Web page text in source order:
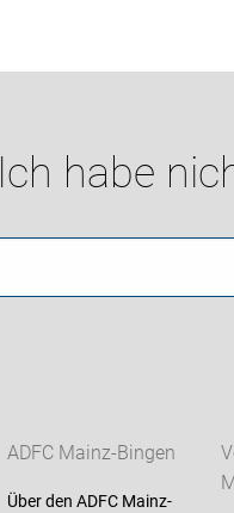
Ich habe
ADFC Mainz-Bingen
Über den ADFC Mainz-